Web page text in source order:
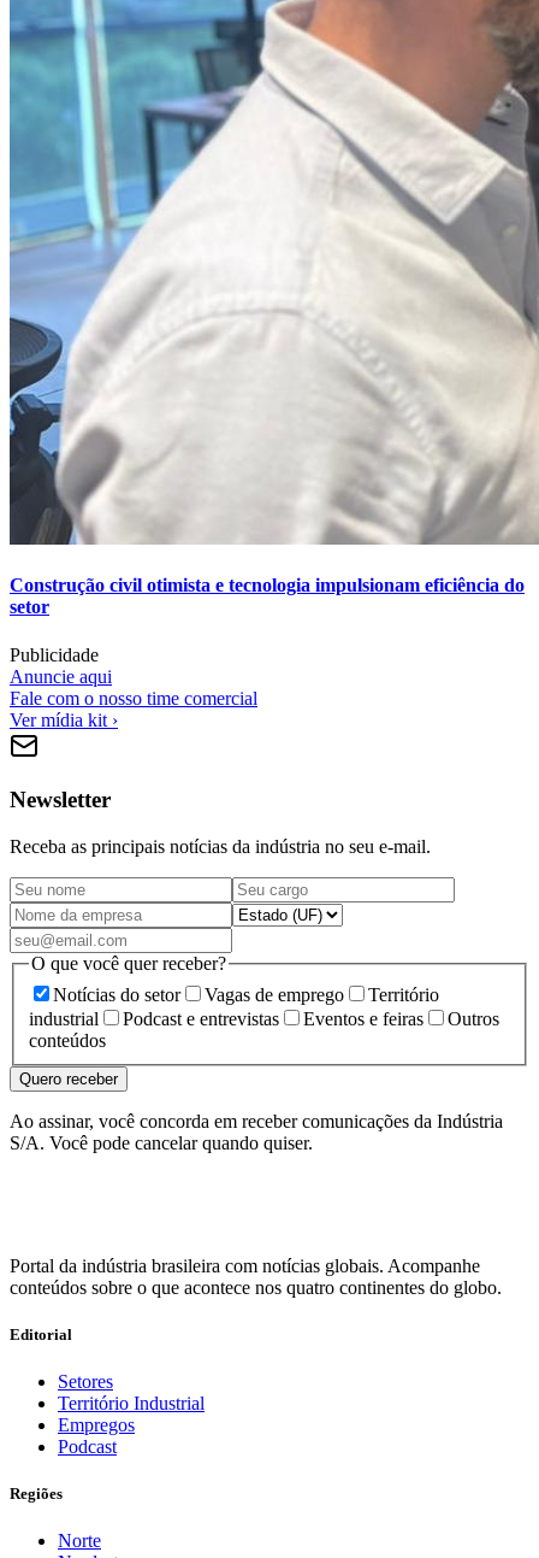
Construção civil otimista e tecnologia impulsionam eficiência do
setor
Publicidade
Anuncie aqui
Fale com o nosso time comercial
Ver mídia kit ›
Newsletter
Receba as principais notícias da indústria no seu e-mail.
O que você quer receber?
Notícias do setor
Vagas de emprego
Território
industrial
Podcast e entrevistas Eventos e feiras
Outros
conteúdos
Quero receber
Ao assinar, você concorda em receber comunicações da Indústria
S/A. Você pode cancelar quando quiser.
Portal da indústria brasileira com notícias globais. Acompanhe
conteúdos sobre o que acontece nos quatro continentes do globo.
Editorial
Setores
Território Industrial
Empregos
Podcast
Regiões
Norte